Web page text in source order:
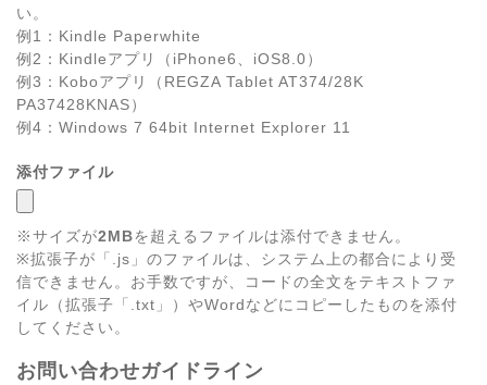
い。
例1：Kindle Paperwhite
例2：Kindleアプリ（iPhone6、iOS8.0）
例3：Koboアプリ（REGZA Tablet AT374/28K
PA37428KNAS）
例4：Windows 7 64bit Internet Explorer 11
添付ファイル
※サイズが2MBを超えるファイルは添付できません。
※拡張子が「.js」のファイルは、システム上の都合により受
信できません。お手数ですが、コードの全文をテキストファ
イル（拡張子「.txt」）やWordなどにコピーしたものを添付
してください。
お問い合わせガイドライン